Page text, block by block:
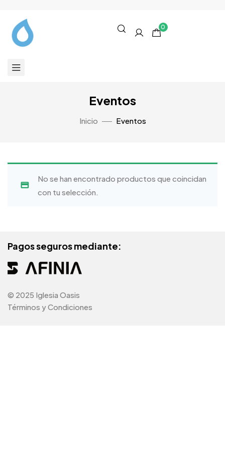
0
Eventos
Inicio Eventos
No se han encontrado productos que coincidan
con tu selección.
Pagos seguros mediante:
© 2025 Iglesia Oasis
Términos y Condiciones